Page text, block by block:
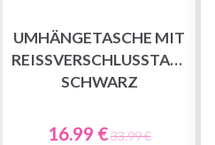
UMHÄNGETASCHE MIT
REISSVERSCHLUSSTASCHE, S
CHWARZ
16.99 €33.99 €